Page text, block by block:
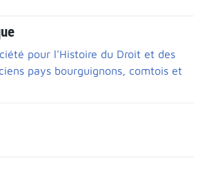
pour l'Histoire du Droit et des
pays bourguignons, comtois et